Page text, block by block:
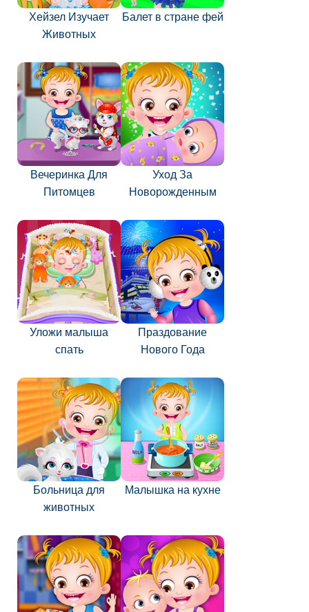
Хейзел Изучает
Животных
Балет в стране фей
Вечеринка Для
Питомцев
Уход За
Новорожденным
Уложи малыша
спать
Праздование
Нового Года
Больница для
животных
Малышка на кухне